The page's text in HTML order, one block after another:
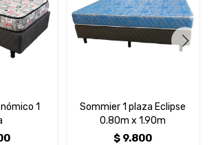
1
Sommier 1 plaza Eclipse
0.80m x 1.90m
$ 9.800